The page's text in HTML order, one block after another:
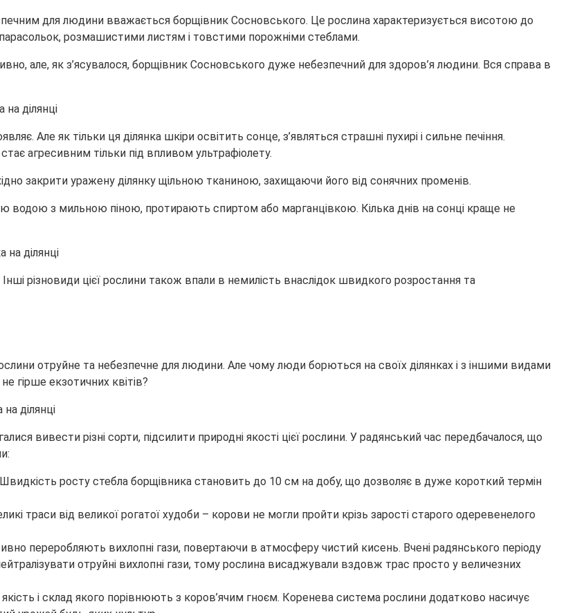
для людини вважається борщівник Сосновського. Це рослина характеризується висотою до
розмашистими листям і товстими порожніми стеблами.
але, як з’ясувалося, борщівник Сосновського дуже небезпечний для здоров’я людини. Вся справа в
Але як тільки ця ділянка шкіри освітить сонце, з’являться страшні пухирі і сильне печіння.
агресивним тільки під впливом ультрафіолету.
закрити уражену ділянку щільною тканиною, захищаючи його від сонячних променів.
водою з мильною піною, протирають спиртом або марганцівкою. Кілька днів на сонці краще не
різновиди цієї рослини також впали в немилість внаслідок швидкого розростання та
отруйне та небезпечне для людини. Але чому люди борються на своїх ділянках і з іншими видами
гірше екзотичних квітів?
вивести різні сорти, підсилити природні якості цієї рослини. У радянський час передбачалося, що
Швидкість росту стебла борщівника становить до 10 см на добу, що дозволяє в дуже короткий термін
траси від великої рогатої худоби – корови не могли пройти крізь зарості старого одеревенелого
переробляють вихлопні гази, повертаючи в атмосферу чистий кисень. Вчені радянського періоду
отруйні вихлопні гази, тому рослина висаджували вздовж трас просто у величезних
якість і склад якого порівнюють з коров’ячим гноєм. Коренева система рослини додатково насичує